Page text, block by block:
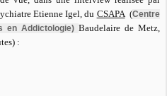
Etienne Igel, du CSAPA(Centre
en Addictologie) Baudelaire de Metz,
: